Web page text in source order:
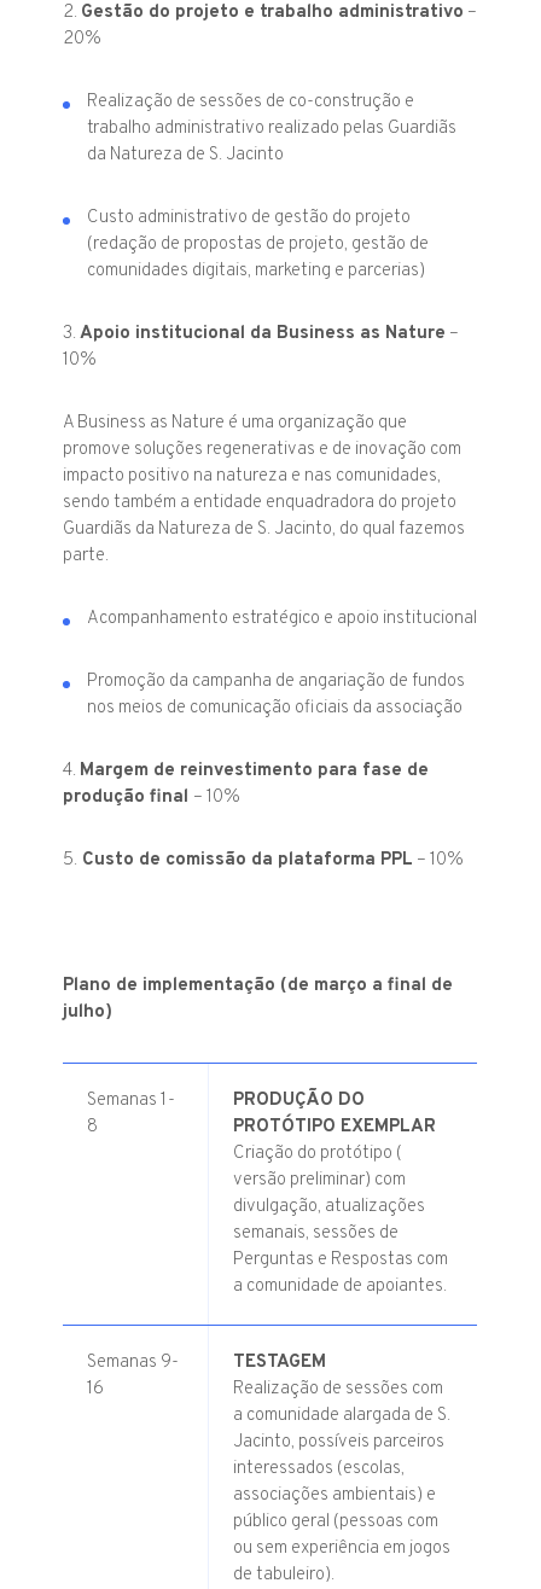
2. Gestão do projeto e trabalho administrativo –
20%
Realização de sessões de co-construção e
trabalho administrativo realizado pelas Guardiãs
da Natureza de S. Jacinto
Custo administrativo de gestão do projeto
(redação de propostas de projeto, gestão de
comunidades digitais, marketing e parcerias)
3.Apoio institucional da Business as Nature –
10%
A Business as Nature é uma organização que
promove soluções regenerativas e de inovação com
impacto positivo na natureza e nas comunidades,
sendo também a entidade enquadradora do projeto
Guardiãs da Natureza de S. Jacinto, do qual fazemos
parte.
Acompanhamento estratégico e apoio institucional
Promoção da campanha de angariação de fundos
nos meios de comunicação oficiais da associação
4. Margem de reinvestimento para fase de
produção final – 10%
5. Custo de comissão da plataforma PPL – 10%
Plano de implementação (de março a final de
julho)
Semanas 1-
8
PRODUÇÃO DO
PROTÓTIPO EXEMPLAR
Criação do protótipo (
versão preliminar) com
divulgação, atualizações
semanais, sessões de
Perguntas e Respostas com
a comunidade de apoiantes.
Semanas 9-
16
TESTAGEM
Realização de sessões com
a comunidade alargada de S.
Jacinto, possíveis parceiros
interessados (escolas,
associações ambientais) e
público geral (pessoas com
ou sem experiência em jogos
de tabuleiro).